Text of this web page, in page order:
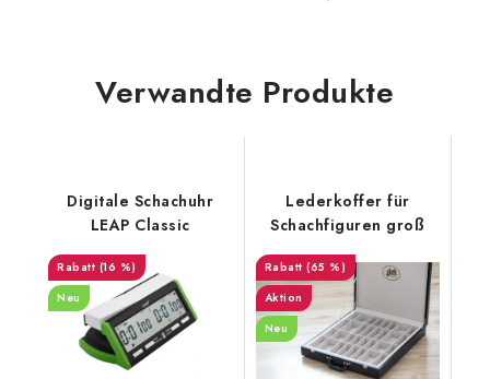
Verwandte Produkte
Digitale Schachuhr
LEAP Classic
(16 %)
Neu
Lederkoffer für
Schachfiguren groß
(65 %)
Aktion
Neu